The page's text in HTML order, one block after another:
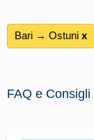
Bari → Ostuni х
FAQ e Consigli